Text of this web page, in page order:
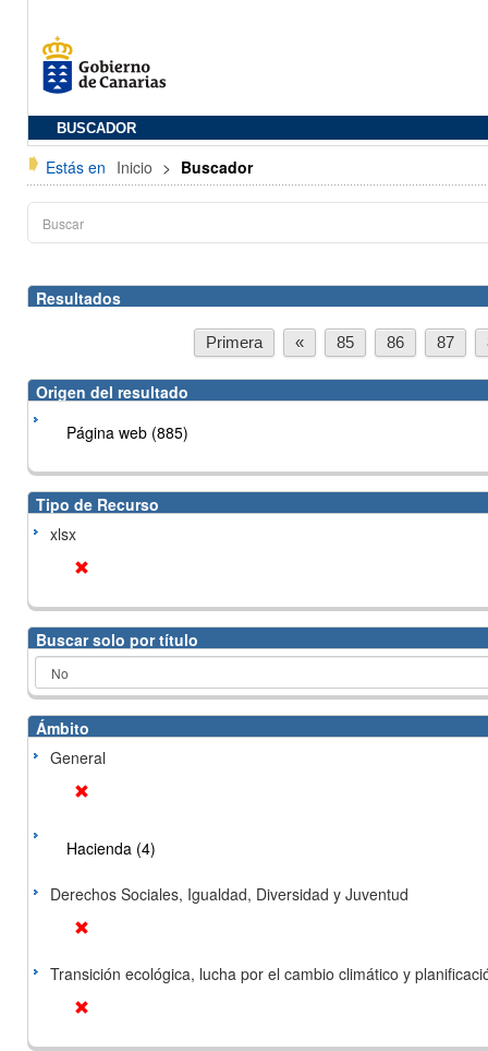
BUSCADOR
Estás en Inicio > Buscador
Resultados
Primera « 85 86 87
Origen del resultado
Página web (885)
Tipo de Recurso
xlsx
Buscar solo por título
Ámbito
General
Hacienda (4)
Derechos Sociales, Igualdad, Diversidad y Juventud
Transición ecológica, lucha por el cambio climático y